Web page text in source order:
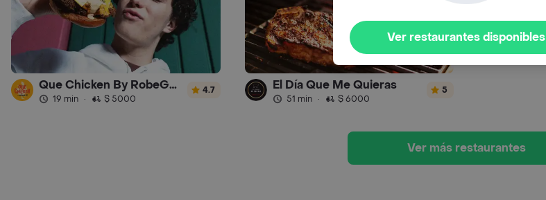
Que Chicken By RobeGrill
19 min · $ 5000
4.7 El Día Que Me Quieras
51 min · $ 6000
5
Ver más restaurantes
Ver restaurantes disponibles